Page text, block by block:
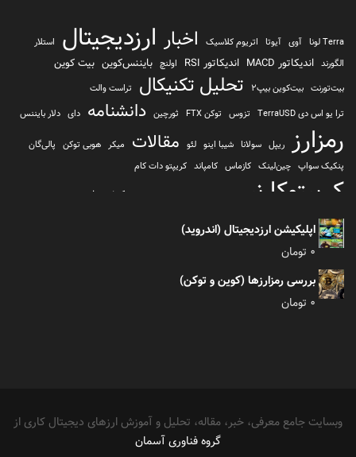
Terra لونا آوی آیوتا اتریوم کلاسیک اخبار ارزدیجیتال
استلار
الگورند اندیکاتور MACD اندیکاتور RSI اولنچ بایننس‌کوین بیت کوین
بیت‌تورنت بیت‌کوین بیپ2 تحلیل تکنیکال
تراست والت
ترا یو اس دی TerraUSD
تزوس توکن FTX ثورچین دانشنامه دای دلار بایننس
رمزارز ریپل سولانا شیبا اینو لئو مقالات میکر هوبی توکن پالی‌گان
پنکیک سواپ چین‌لینک کازماس کامپاند کریپتو دات کام
کریپتوکارنسی کیف پول
کیف پول تراست والت
اپلیکیشن ارزدیجیتال (اندروید)
0 تومان
بررسی رمزارزها (کوین و توکن)
0 تومان
وبسایت جامع معرفی، خبر، مقاله، تحلیل و آموزش ارزهای دیجیتال کاری از
گروه فناوری آسمان